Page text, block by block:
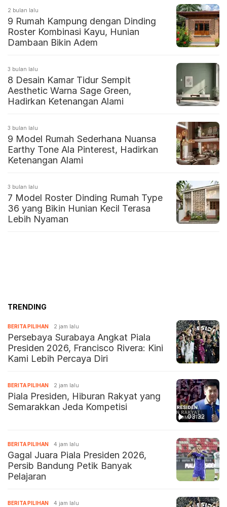
2 bulan lalu
9 Rumah Kampung dengan Dinding
Roster Kombinasi Kayu, Hunian
Dambaan Bikin Adem
3 bulan lalu
8 Desain Kamar Tidur Sempit
Aesthetic Warna Sage Green,
Hadirkan Ketenangan Alami
3 bulan lalu
9 Model Rumah Sederhana Nuansa
Earthy Tone Ala Pinterest, Hadirkan
Ketenangan Alami
3 bulan lalu
7 Model Roster Dinding Rumah Type
36 yang Bikin Hunian Kecil Terasa
Lebih Nyaman
TRENDING
BERITA PILIHAN 2 jam lalu
Persebaya Surabaya Angkat Piala
Presiden 2026, Francisco Rivera: Kini
Kami Lebih Percaya Diri
03:32
BERITA PILIHAN 2 jam lalu
Piala Presiden, Hiburan Rakyat yang
Semarakkan Jeda Kompetisi
BERITA PILIHAN 4 jam lalu
Gagal Juara Piala Presiden 2026,
Persib Bandung Petik Banyak
Pelajaran
BERITA PILIHAN 4 jam lalu